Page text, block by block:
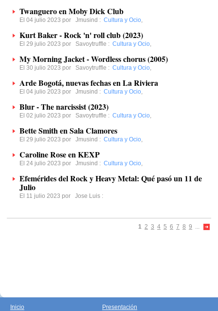
Twanguero en Moby Dick Club
El 04 julio 2023 por Jmusind : Cultura y Ocio,
Kurt Baker - Rock 'n' roll club (2023)
El 29 julio 2023 por Savoytruffle : Cultura y Ocio,
My Morning Jacket - Wordless chorus (2005)
El 30 julio 2023 por Savoytruffle : Cultura y Ocio,
Arde Bogotá, nuevas fechas en La Riviera
El 04 julio 2023 por Jmusind : Cultura y Ocio,
Blur - The narcissist (2023)
El 02 julio 2023 por Savoytruffle : Cultura y Ocio,
Bette Smith en Sala Clamores
El 29 julio 2023 por Jmusind : Cultura y Ocio,
Caroline Rose en KEXP
El 24 julio 2023 por Jmusind : Cultura y Ocio,
Efemérides del Rock y Heavy Metal: Qué pasó un 11 de
Julio
El 11 julio 2023 por Jose Luis :
1 2 3 4 5 6 7 8 9 ...
Inicio Presentación